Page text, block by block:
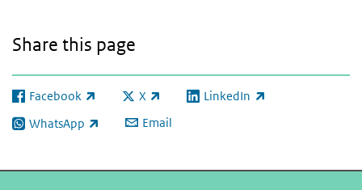
Share this page
Facebook
(link is external) X
(link is external)LinkedIn
(link is external)
WhatsApp
(link is external) Email